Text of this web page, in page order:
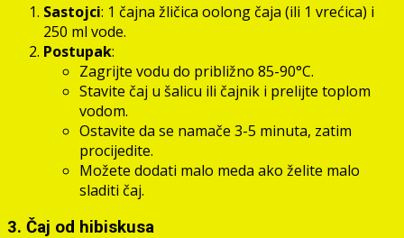
Sastojci: 1 čajna žličica oolong čaja (ili 1 vrećica) i
250 ml vode.
Postupak:
Zagrijte vodu do približno 85-90°C.
Stavite čaj u šalicu ili čajnik i prelijte toplom
vodom.
Ostavite da se namače 3-5 minuta, zatim
procijedite.
Možete dodati malo meda ako želite malo
sladiti čaj.
3. Čaj od hibiskusa